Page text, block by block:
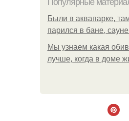
Популярные
Были в аквапарке,
парился в бане,
Мы узнаем какая
лучше, когда в доме